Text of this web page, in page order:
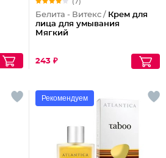
(7)
Белита - Витекс / Крем для
лица для умывания
Мягкий
243 ₽
Рекомендуем